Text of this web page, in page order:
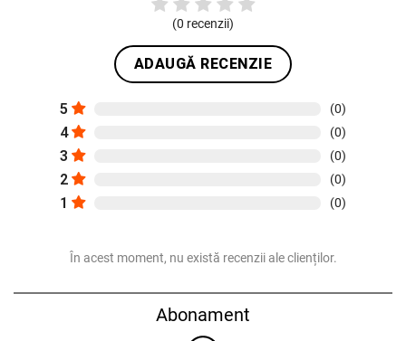
(0 recenzii)
ADAUGĂ RECENZIE
5 (0)
4 (0)
3 (0)
2 (0)
1 (0)
În acest moment, nu există recenzii ale clienților.
Abonament